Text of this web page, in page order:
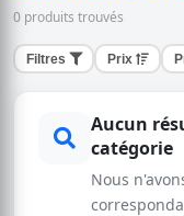
0 produits trouvés
Filtres Prix
Aucun
catégorie
Nous